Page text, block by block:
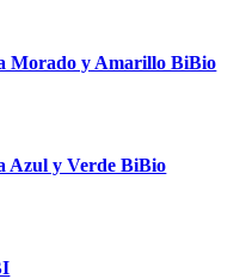
Morado y Amarillo BiBio
Azul y Verde BiBio